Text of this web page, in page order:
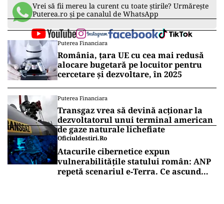
Vrei să fii mereu la curent cu toate știrile? Urmărește
Puterea.ro și pe canalul de WhatsApp
Puterea Financiara
România, țara UE cu cea mai redusă
alocare bugetară pe locuitor pentru
cercetare și dezvoltare, în 2025
Puterea Financiara
Transgaz vrea să devină acționar la
dezvoltatorul unui terminal american
de gaze naturale lichefiate
Oficiuldestiri.ro
Atacurile cibernetice expun
vulnerabilitățile statului român: ANP
repetă scenariul e‑Terra. Ce ascund